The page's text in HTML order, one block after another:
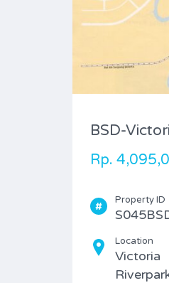
BSD-
Rp.
Property ID
Location
Victoria